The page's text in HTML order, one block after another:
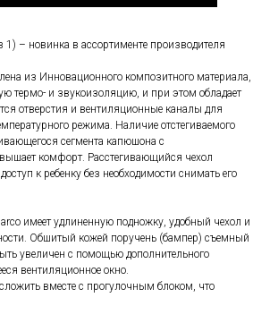
– новинка в ассортименте производителя
из Инновационного композитного материала,
термо- и звукоизоляцию, и при этом обладает
отверстия и вентиляционные каналы для
режима. Наличие отстегиваемого
сегмента капюшона с
комфорт. Расстегивающийся чехол
к ребенку без необходимости снимать его
имеет удлиненную подножку, удобный чехол и
Обшитый кожей поручень (бампер) съемный
увеличен с помощью дополнительного
вентиляционное окно.
вместе с прогулочным блоком, что